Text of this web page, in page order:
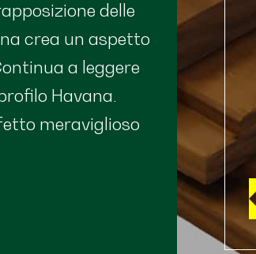
delle
crea un aspetto
a leggere
Havana.
meraviglioso